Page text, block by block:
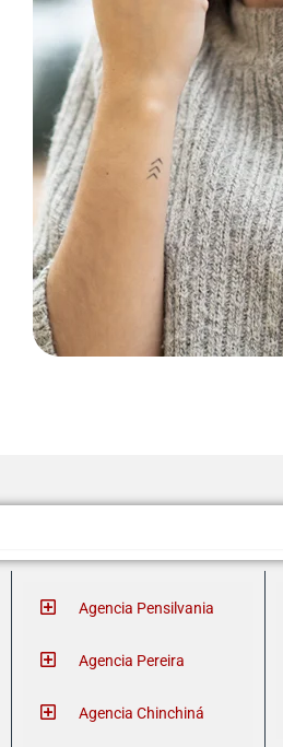
Agencia Pensilvania
Agencia Pereira
Agencia Chinchiná